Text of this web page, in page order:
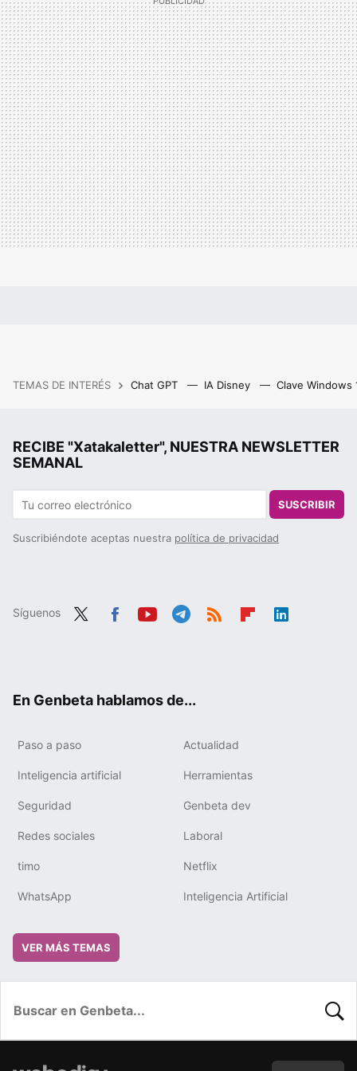
TEMAS DE INTERÉS Chat GPT IA Disney Clave Windows
RECIBE "Xatakaletter", NUESTRA NEWSLETTER
SEMANAL
SUSCRIBIR
Suscribiéndote aceptas nuestra política de privacidad
Síguenos
En Genbeta hablamos de...
Paso a paso Actualidad
Inteligencia artificial Herramientas
Seguridad Genbeta dev
Redes sociales Laboral
timo Netflix
WhatsApp Inteligencia Artificial
VER MÁS TEMAS